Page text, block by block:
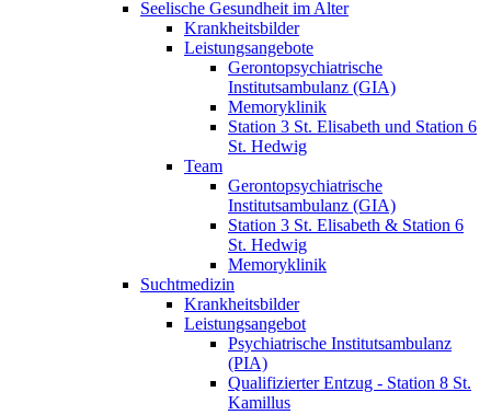
Seelische Gesundheit im Alter
Krankheitsbilder
Leistungsangebote
Gerontopsychiatrische
Institutsambulanz (GIA)
Memoryklinik
Station 3 St. Elisabeth und Station 6
St. Hedwig
Team
Gerontopsychiatrische
Institutsambulanz (GIA)
Station 3 St. Elisabeth & Station 6
St. Hedwig
Memoryklinik
Suchtmedizin
Krankheitsbilder
Leistungsangebot
Psychiatrische Institutsambulanz
(PIA)
Qualifizierter Entzug - Station 8 St.
Kamillus